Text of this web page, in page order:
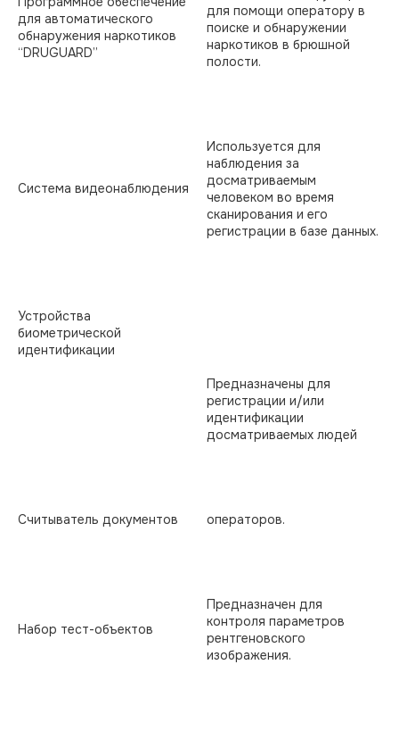
для автоматического
обнаружения наркотиков
“DRUGUARD”
для помощи оператору в
поиске и обнаружении
наркотиков в брюшной
полости.
Система видеонаблюдения
Используется для
наблюдения за
досматриваемым
человеком во время
сканирования и его
регистрации в базе данных.
Устройства
биометрической
идентификации
Предназначены для
регистрации и/или
идентификации
досматриваемых людей
Считыватель документов операторов.
Набор тест-объектов
Предназначен для
контроля параметров
рентгеновского
изображения.